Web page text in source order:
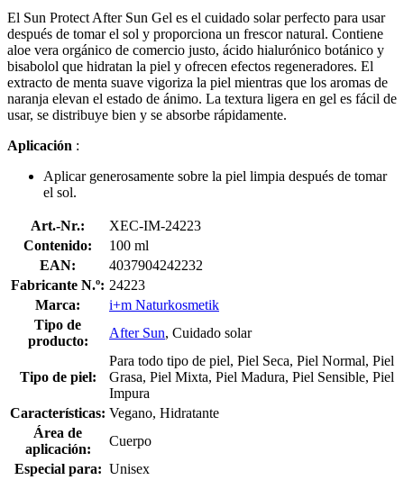
El Sun Protect After Sun Gel es el cuidado solar perfecto para usar
después de tomar el sol y proporciona un frescor natural. Contiene
aloe vera orgánico de comercio justo, ácido hialurónico botánico y
bisabolol que hidratan la piel y ofrecen efectos regeneradores. El
extracto de menta suave vigoriza la piel mientras que los aromas de
naranja elevan el estado de ánimo. La textura ligera en gel es fácil de
usar, se distribuye bien y se absorbe rápidamente.
Aplicación :
Aplicar generosamente sobre la piel limpia después de tomar
el sol.
Art.-Nr.:
XEC-IM-24223
Contenido:
100 ml
EAN:
4037904242232
Fabricante N.º: 24223
Marca:
i+m Naturkosmetik
Tipo de
producto:
After Sun, Cuidado solar
Tipo de piel:
Para todo tipo de piel, Piel Seca, Piel Normal, Piel
Grasa, Piel Mixta, Piel Madura, Piel Sensible, Piel
Impura
Características: Vegano, Hidratante
Área de
aplicación:
Cuerpo
Especial para: Unisex